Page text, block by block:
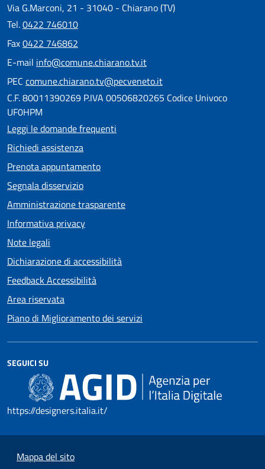
Via G.Marconi, 21 - 31040 - Chiarano (TV)
Tel.0422 746010
Fax0422 746862
E-mail info@comune.chiarano.tv.it
PEC comune.chiarano.tv@pecveneto.it
C.F. 80011390269 P.IVA 00506820265 Codice Univoco
UF0HPM
Leggi le domande frequenti
Richiedi assistenza
Prenota appuntamento
Segnala disservizio
Amministrazione trasparente
Informativa privacy
Note legali
Dichiarazione di accessibilità
Feedback Accessibilità
Area riservata
Piano di Miglioramento dei servizi
SEGUICI SU
https://designers.italia.it/
Mappa del sito